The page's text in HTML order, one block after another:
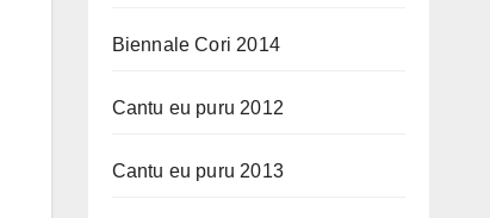
Biennale Cori 2014
Cantu eu puru 2012
Cantu eu puru 2013